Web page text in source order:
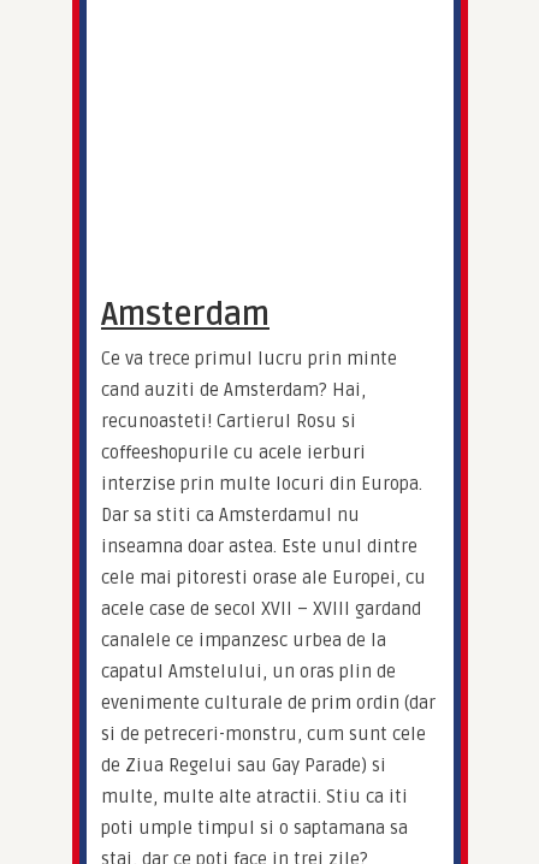
Amsterdam
Ce va trece primul lucru prin minte
cand auziti de Amsterdam? Hai,
recunoasteti! Cartierul Rosu si
coffeeshopurile cu acele ierburi
interzise prin multe locuri din Europa.
Dar sa stiti ca Amsterdamul nu
inseamna doar astea. Este unul dintre
cele mai pitoresti orase ale Europei, cu
acele case de secol XVII – XVIII gardand
canalele ce impanzesc urbea de la
capatul Amstelului, un oras plin de
evenimente culturale de prim ordin (dar
si de petreceri-monstru, cum sunt cele
de Ziua Regelui sau Gay Parade) si
multe, multe alte atractii. Stiu ca iti
poti umple timpul si o saptamana sa
stai, dar ce poti face in trei zile?